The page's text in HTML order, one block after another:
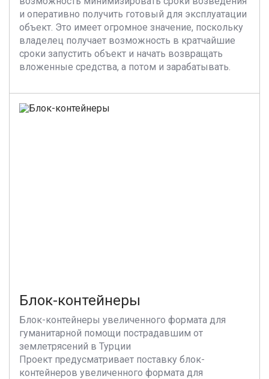
и оперативно получить готовый для эксплуатации
объект. Это имеет огромное значение, поскольку
владелец получает возможность в кратчайшие
сроки запустить объект и начать возвращать
вложенные средства, а потом и зарабатывать.
Блок-контейнеры
Блок-контейнеры увеличенного формата для
гуманитарной помощи пострадавшим от
землетрясений в Турции
Проект предусматривает поставку блок-
контейнеров увеличенного формата для